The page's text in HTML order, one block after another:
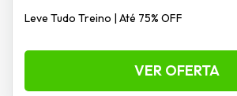
Leve Tudo Treino | Até 75% OFF
VER OFERTA